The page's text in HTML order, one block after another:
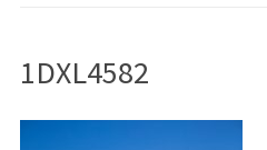
1DXL4582